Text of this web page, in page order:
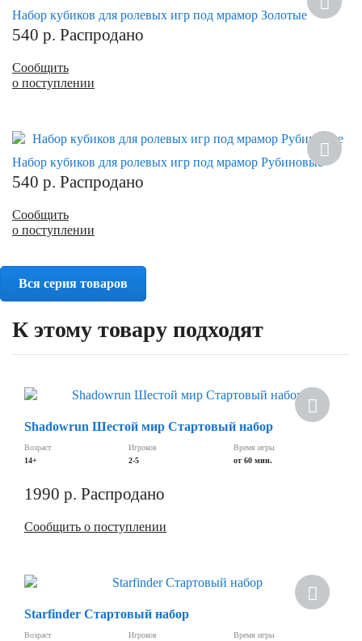
Набор кубиков для ролевых игр под мрамор Золотые
540 р. Распродано
Сообщить
о поступлении
Набор кубиков для ролевых игр под мрамор Рубиновые
540 р. Распродано
Сообщить
о поступлении
Вся серия товаров
К этому товару подходят
Shadowrun Шестой мир Стартовый набор
Возраст
14+
Игроков
2-5
Время игры
от 60 мин.
1990 р. Распродано
Сообщить о поступлении
Starfinder Стартовый набор
Возраст
Игроков
Время игры